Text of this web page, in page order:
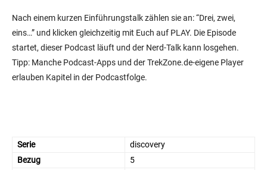
Nach einem kurzen Einführungstalk zählen sie an: “Drei, zwei,
eins…” und klicken gleichzeitig mit Euch auf PLAY. Die Episode
startet, dieser Podcast läuft und der Nerd-Talk kann losgehen.
Tipp: Manche Podcast-Apps und der TrekZone.de-eigene Player
erlauben Kapitel in der Podcastfolge.
Serie
discovery
Bezug
5